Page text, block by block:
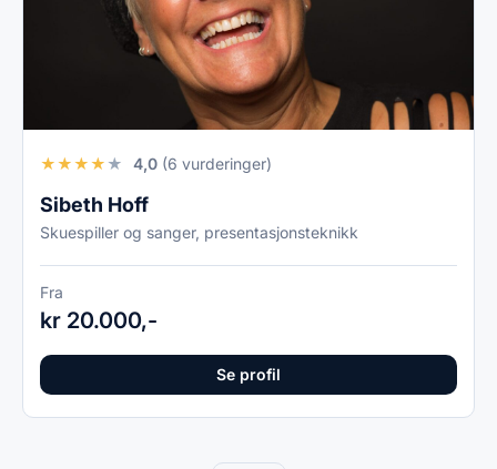
★★★★ ★ 4,0 (6 vurderinger)
Sibeth Hoff
Skuespiller og sanger, presentasjonsteknikk
Fra
kr 20.000,-
Se profil